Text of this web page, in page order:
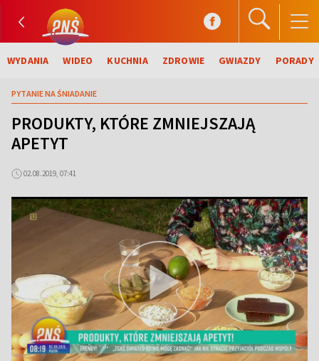
WYDANIA WIDEO KUCHNIA ZDROWIE GWIAZDY PORADY
PYTANIE NA ŚNIADANIE
PRODUKTY, KTÓRE ZMNIEJSZAJĄ
APETYT
02.08.2019, 07:41